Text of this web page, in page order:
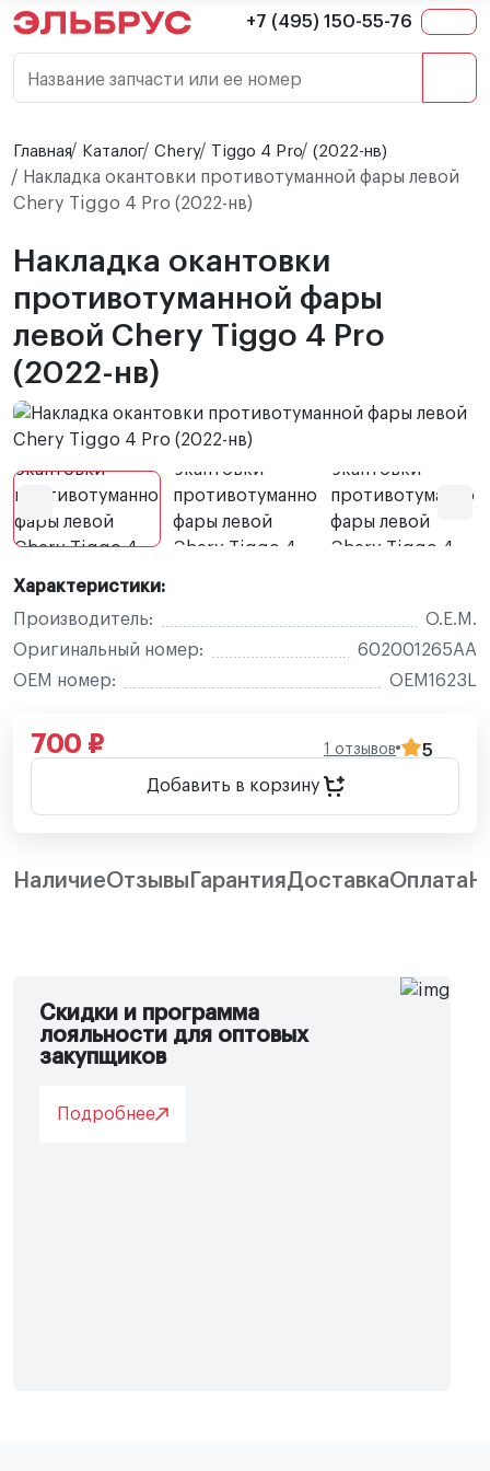
+7 (495) 150-55-76
Название запчасти или ее номер
Главная Каталог Chery Tiggo 4 Pro (2022-нв)
Накладка окантовки противотуманной фары левой
Chery Tiggo 4 Pro (2022-нв)
Накладка окантовки
противотуманной фары
левой Chery Tiggo 4 Pro
(2022-нв)
Характеристики:
Производитель:
O.E.M.
Оригинальный номер:
602001265AA
OEM номер:
OEM1623L
700 ₽ 1 отзывов
5
Добавить в корзину
НаличиеОтзывы ГарантияДоставкаОплата
Скидки и программа
лояльности для оптовых
закупщиков
Подробнее